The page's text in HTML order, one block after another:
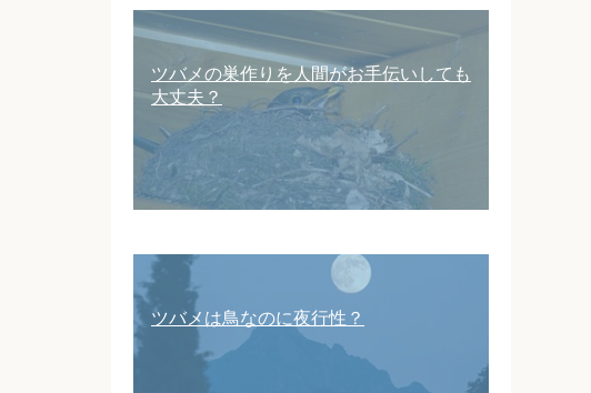
ツバメの巣作りを人間がお手伝いしても
大丈夫？
ツバメは鳥なのに夜行性？